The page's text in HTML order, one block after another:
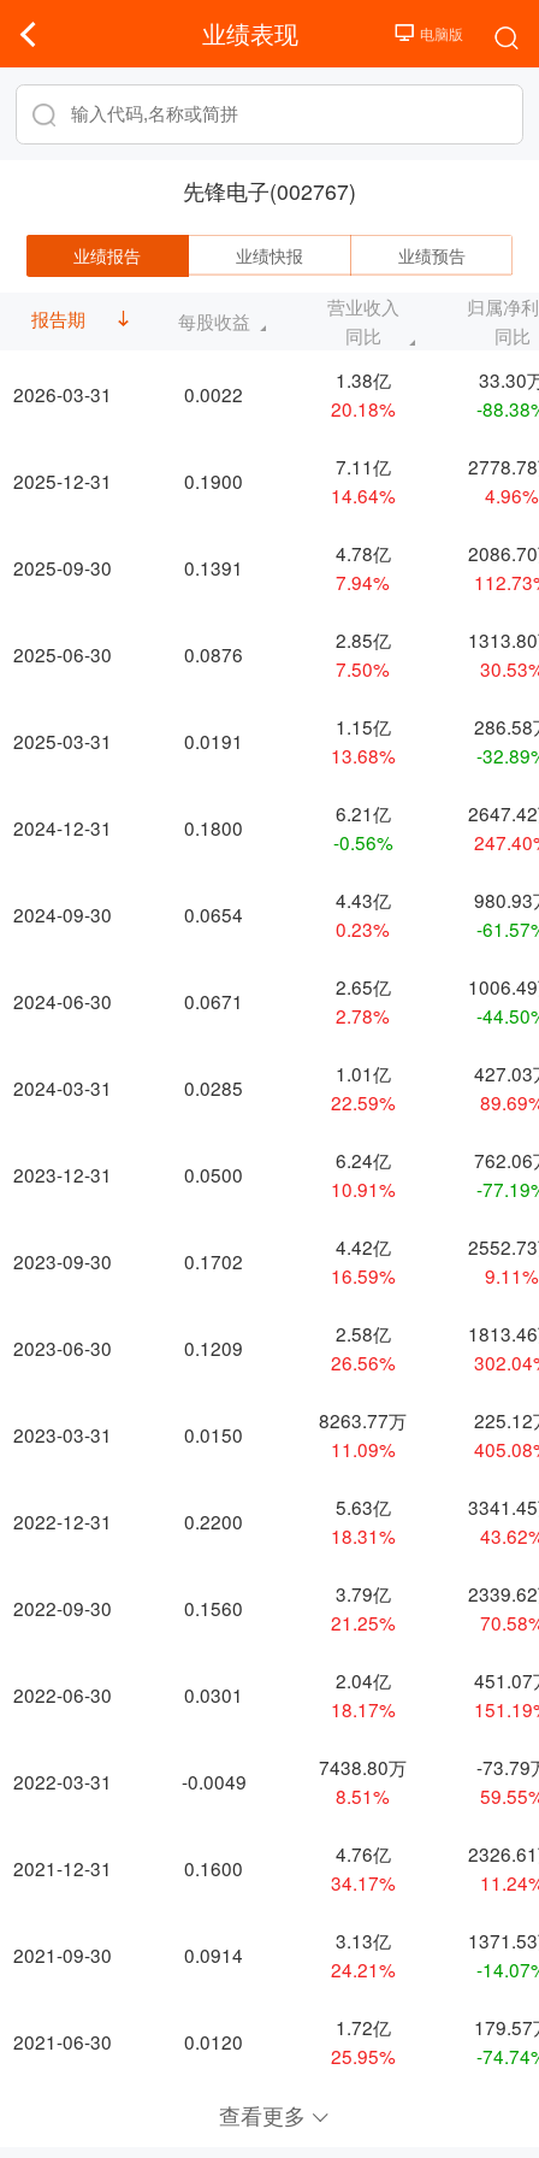
业绩表现
先锋电子(002767)
业绩报告 业绩快报 业绩预告
报告期
2026-03-31
2025-12-31
2025-09-30
2025-06-30
2025-03-31
2024-12-31
2024-09-30
2024-06-30
2024-03-31
2023-12-31
2023-09-30
2023-06-30
2023-03-31
2022-12-31
2022-09-30
2022-06-30
2022-03-31
2021-12-31
2021-09-30
2021-06-30
每股收益
营业收入
同比
归属净
同比
0.0022
1.38亿
20.18%
33.30
-
0.1900
7.11亿
14.64%
4.96%
0.1391
4.78亿
7.94%
0.0876
2.85亿
7.50%
0.0191
1.15亿
13.68%
286.58
-
0.1800
6.21亿
-0.56%
0.0654
4.43亿
0.23%
980.93
-
0.0671
2.65亿
2.78%
-
0.0285
1.01亿
22.59%
427.03
0.0500
6.24亿
10.91%
762.06
-
0.1702
4.42亿
16.59%
9.11%
0.1209
2.58亿
26.56%
0.0150
8263.77万
11.09%
225.12
0.2200
5.63亿
18.31%
0.1560
3.79亿
21.25%
0.0301
2.04亿
18.17%
451.07
-0.0049
7438.80万
8.51%
-73.79
0.1600
4.76亿
34.17%
0.0914
3.13亿
24.21%
-
0.0120
1.72亿
25.95%
179.57
-
查看更多